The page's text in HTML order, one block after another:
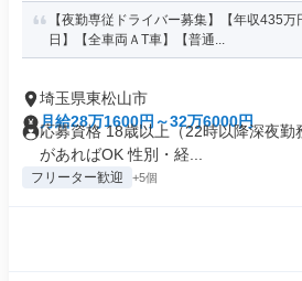
【夜勤専従ドライバー募集】【年収435
日】【全車両ＡT車】【普通...
埼玉県東松山市
月給28万1600円～32万6000円
応募資格 18歳以上（22時以降深夜勤
があればOK 性別・経...
フリーター歓迎 +5個